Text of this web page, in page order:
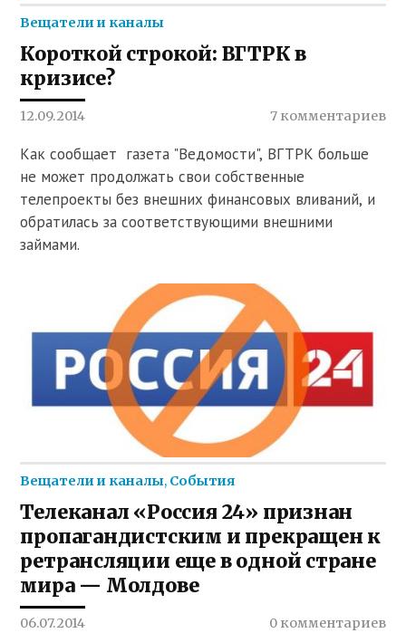
Вещатели и каналы
Короткой строкой: ВГТРК в
кризисе?
12.09.2014 7 комментариев
Как сообщает газета "Ведомости", ВГТРК больше
не может продолжать свои собственные
телепроекты без внешних финансовых вливаний, и
обратилась за соответствующими внешними
займами.
Вещатели и каналы, События
Телеканал «Россия 24» признан
пропагандистским и прекращен к
ретрансляции еще в одной стране
мира — Молдове
06.07.2014 0 комментариев